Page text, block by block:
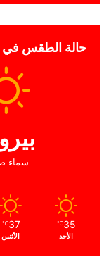
حالة الطقس في
سماء
35
℃
الأحد
37
℃
الأثنين